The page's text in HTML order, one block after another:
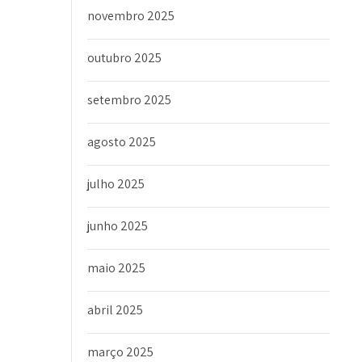
novembro 2025
outubro 2025
setembro 2025
agosto 2025
julho 2025
junho 2025
maio 2025
abril 2025
março 2025